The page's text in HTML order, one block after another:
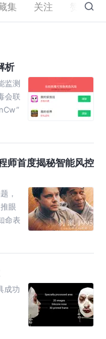
集 关注 47
析
监测
会联
量
师首度揭秘智能风控
，
眼
命表
与
成功